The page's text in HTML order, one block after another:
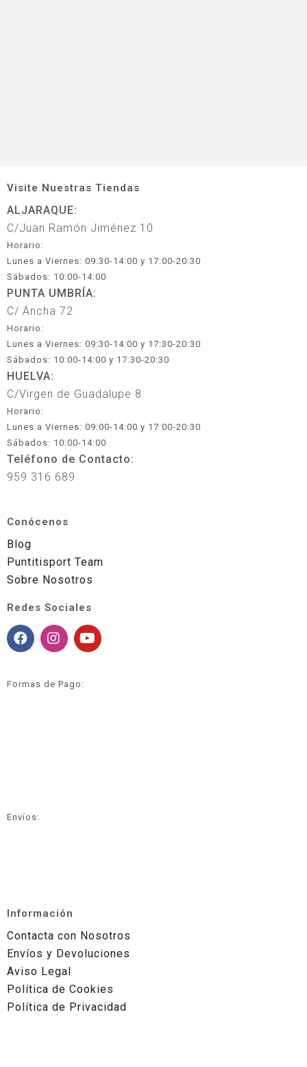
Visite Nuestras Tiendas
ALJARAQUE:
C/Juan Ramón Jiménez 10
Horario:
Lunes a Viernes: 09:30-14:00 y 17:00-20:30
Sábados: 10:00-14:00
PUNTA UMBRÍA:
C/ Ancha 72
Horario:
Lunes a Viernes: 09:30-14:00 y 17:30-20:30
Sábados: 10:00-14:00 y 17:30-20:30
HUELVA:
C/Virgen de Guadalupe 8
Horario:
Lunes a Viernes: 09:00-14:00 y 17:00-20:30
Sábados: 10:00-14:00
Teléfono de Contacto:
959 316 689
Conócenos
Blog
Puntitisport Team
Sobre Nosotros
Redes Sociales
Formas de Pago:
Envíos:
Información
Contacta con Nosotros
Envíos y Devoluciones
Aviso Legal
Política de Cookies
Política de Privacidad